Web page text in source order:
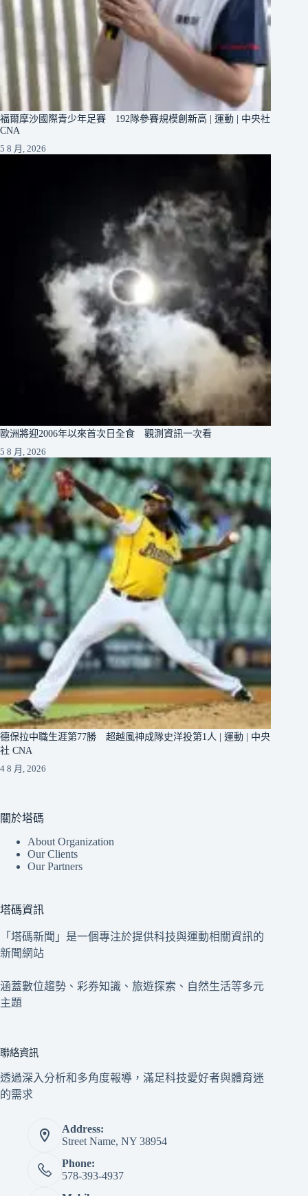
福爾摩沙國際青少年足賽 192隊參賽規模創新高 | 運動 | 中央社
CNA
5 8 月, 2026
歐洲將迎2006年以來首次日全食 觀測資訊一次看
5 8 月, 2026
德保拉中職生涯第77勝 超越風神成隊史洋投第1人 | 運動 | 中央
社 CNA
4 8 月, 2026
關於塔碼
About Organization
Our Clients
Our Partners
塔碼資訊
「塔碼新聞」是一個專注於提供科技與運動相關資訊的
新聞網站
涵蓋數位趨勢、彩券知識、旅遊探索、自然生活等多元
主題
聯絡資訊
透過深入分析和多角度報導，滿足科技愛好者與體育迷
的需求
Address:
Street Name, NY 38954
Phone:
578-393-4937